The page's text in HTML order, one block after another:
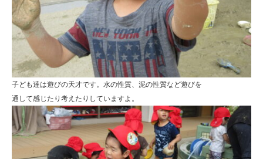
子ども達は遊びの天才です。水の性質、泥の性質など遊びを
通して感じたり考えたりしていますよ。